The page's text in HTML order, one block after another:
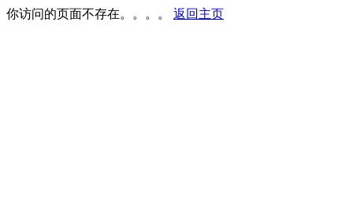
你访问的页面不存在。。。。 返回主页